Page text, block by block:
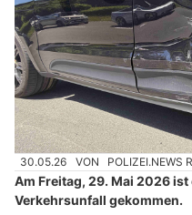
30.05.26 VON POLIZEI.NEWS
Am Freitag, 29. Mai 2026
Verkehrsunfall gekommen.